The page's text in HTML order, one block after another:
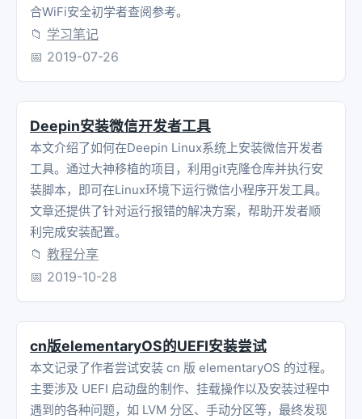
合WiFi安全初学者查阅参考。
📁 学习笔记
📅 2019-07-26
Deepin安装微信开发者工具
本文介绍了如何在Deepin Linux系统上安装微信开发者
工具。通过大神移植的项目，利用git克隆仓库并执行安
装脚本，即可在Linux环境下运行微信小程序开发工具。
文章还提供了针对运行报错的解决方案，帮助开发者顺
利完成安装配置。
📁 教程分享
📅 2019-10-28
cn版elementaryOS的UEFI安装尝试
本文记录了作者尝试安装 cn 版 elementaryOS 的过程。
主要涉及 UEFI 启动盘的制作、挂载操作以及安装过程中
遇到的各种问题，如 LVM 分区、手动分区等，最终发现